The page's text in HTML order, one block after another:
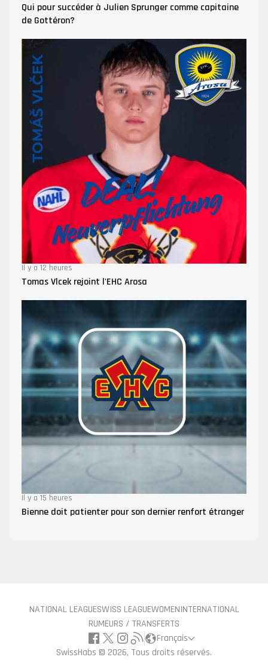
Qui pour succéder à Julien Sprunger comme capitaine
de Gottéron?
Il y a 12 heures
Tomas Vlcek rejoint l'EHC Arosa
Il y a 15 heures
Bienne doit patienter pour son dernier renfort étranger
NATIONAL LEAGUESWISS LEAGUEWOMENINTERNATIONAL
RUMEURS / TRANSFERTS
Français
SwissHabs © 2026, Tous droits réservés.